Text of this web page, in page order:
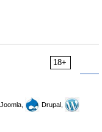
18+
Joomla,
Drupal,